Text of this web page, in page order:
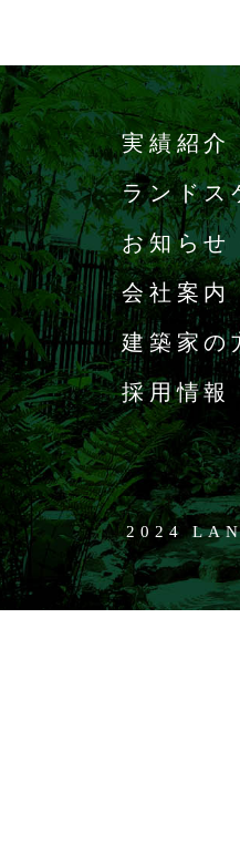
実績紹介
ランドス
お知らせ
会社案内
建築家の
採用情報
2024